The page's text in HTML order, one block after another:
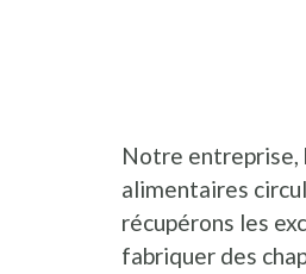
Notre entreprise,
alimentaires
récupérons les
fabriquer des